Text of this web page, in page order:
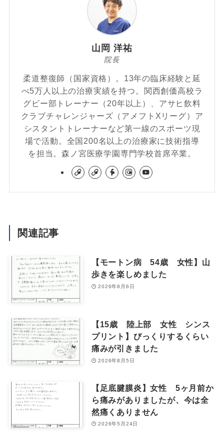
山岡 洋祐
院長
柔道整復師（国家資格）。13年の臨床経験と延
べ5万人以上の治療実績を持つ。関西創価高校ラ
グビー部トレーナー（20年以上）、アサヒ飲料
クラブチャレンジャーズ（アメフトXリーグ）ア
シスタントトレーナーなど第一線のスポーツ現
場で活動。全国200名以上の治療家に技術指導
を担当。森ノ宮医療学園専門学校首席卒業。
関連記事
【モートン病 54歳 女性】山
歩きを楽しめました
2026年8月6日
【15歳 陸上部 女性 シンス
プリント】びっくりするくらい
痛みが引きました
2026年8月5日
【足底腱膜炎】女性 5ヶ月前か
ら痛みがありましたが、今は全
然痛くありません
2026年5月24日